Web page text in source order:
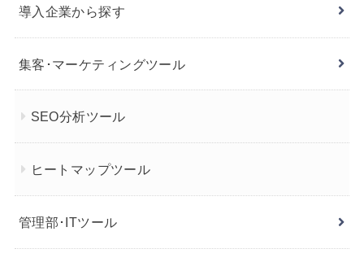
導入企業から探す
集客･マーケティングツール
SEO分析ツール
ヒートマップツール
管理部･ITツール